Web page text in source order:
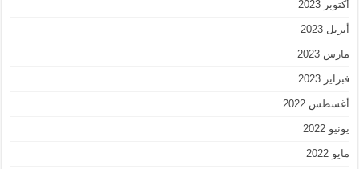
أكتوبر 2023
أبريل 2023
مارس 2023
فبراير 2023
أغسطس 2022
يونيو 2022
مايو 2022